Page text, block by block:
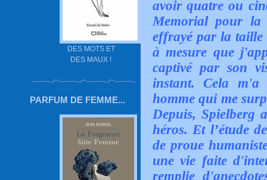
DES MOTS ET
DES MAUX !
PARFUM DE FEMME...
avoir quatre ou
Memorial pour la
effrayé par la taille
à mesure que
captivé par son
instant. Cela m'a
homme qui me
Depuis, Spielberg
héros. Et l’étude
de proue
une vie faite
remplie